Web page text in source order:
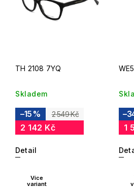
TH 2108 7YQ
Skladem
2 549 Kč
–15 %
2 142 Kč
Detail
1
Více
variant